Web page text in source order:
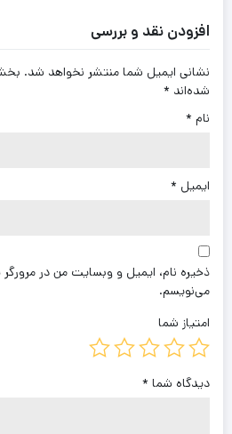
افزودن نقد و بررسی
نشانی ایمیل شما منتشر نخواهد شد.
شده‌اند *
نام *
ایمیل *
ذخیره نام، ایمیل و وبسایت من در مرورگر
می‌نویسم.
امتیاز شما
دیدگاه شما *